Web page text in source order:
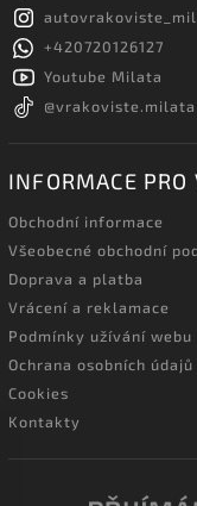
+420720126127
Youtube Milata
@vrakoviste.milata
INFORMACE PRO
Obchodní informace
Všeobecné obchodní
Doprava a platba
Vrácení a reklamace
Podmínky užívání webu
Ochrana osobních údajů
Cookies
Kontakty